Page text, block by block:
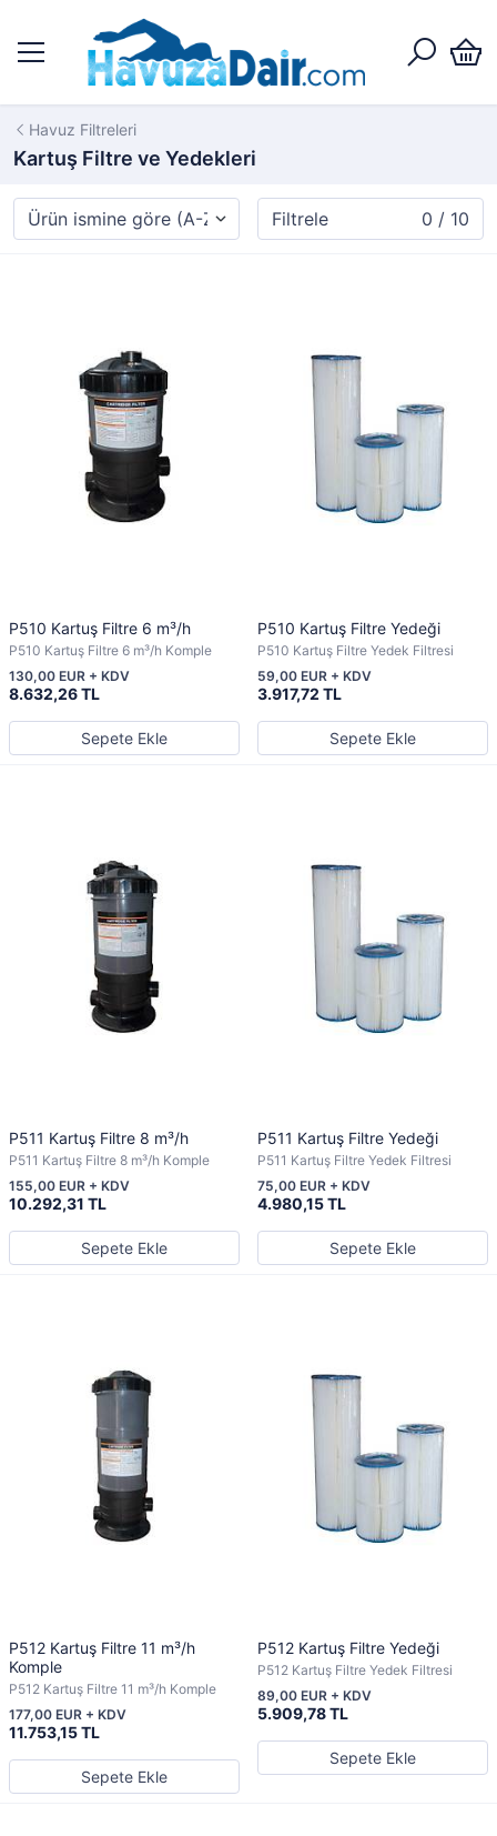
Havuz Filtreleri
Kartuş Filtre ve Yedekleri
Filtrele 0 / 10
P510 Kartuş Filtre 6 m³/h
P510 Kartuş Filtre 6 m³/h Komple
8.632,26 TL
130,00 EUR + KDV
Sepete Ekle
P510 Kartuş Filtre Yedeği
P510 Kartuş Filtre Yedek Filtresi
3.917,72 TL
59,00 EUR + KDV
Sepete Ekle
P511 Kartuş Filtre 8 m³/h
P511 Kartuş Filtre 8 m³/h Komple
10.292,31 TL
155,00 EUR + KDV
Sepete Ekle
P511 Kartuş Filtre Yedeği
P511 Kartuş Filtre Yedek Filtresi
4.980,15 TL
75,00 EUR + KDV
Sepete Ekle
P512 Kartuş Filtre 11 m³/h
Komple
P512 Kartuş Filtre 11 m³/h Komple
11.753,15 TL
177,00 EUR + KDV
Sepete Ekle
P512 Kartuş Filtre Yedeği
P512 Kartuş Filtre Yedek Filtresi
5.909,78 TL
89,00 EUR + KDV
Sepete Ekle